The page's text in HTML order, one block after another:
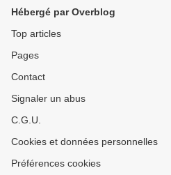
Hébergé par Overblog
Top articles
Pages
Contact
Signaler un abus
C.G.U.
Cookies et données personnelles
Préférences cookies